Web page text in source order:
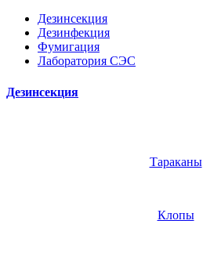
Дезинсекция
Дезинфекция
Фумигация
Лаборатория СЭС
Дезинсекция
Тараканы
Клопы